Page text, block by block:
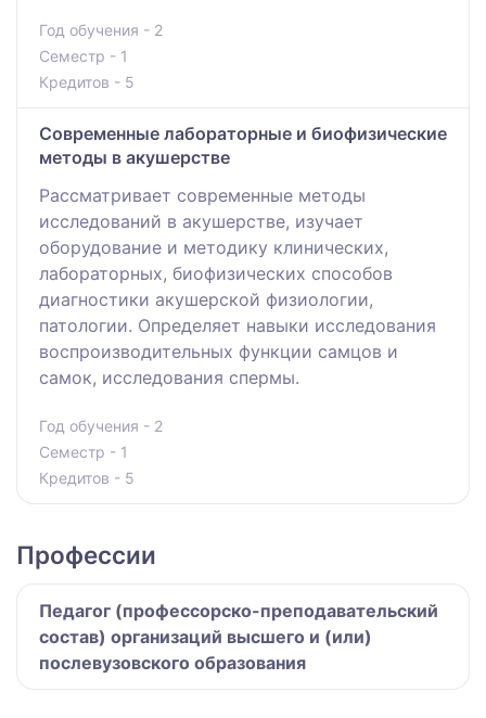
Год обучения - 2
Семестр - 1
Кредитов - 5
Современные лабораторные и биофизические
методы в акушерстве
Рассматривает современные методы
исследований в акушерстве, изучает
оборудование и методику клинических,
лабораторных, биофизических способов
диагностики акушерской физиологии,
патологии. Определяет навыки исследования
воспроизводительных функции самцов и
самок, исследования спермы.
Год обучения - 2
Семестр - 1
Кредитов - 5
Профессии
Педагог (профессорско-преподавательский
состав) организаций высшего и (или)
послевузовского образования